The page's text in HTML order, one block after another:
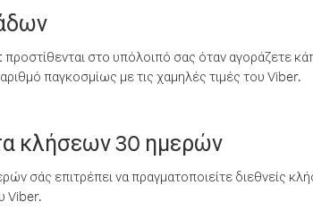
στο υπόλοιπό σας όταν αγοράζετε
παγκοσμίως με τις χαμηλές τιμές του Viber.
κλήσεων 30 ημερών
σάς επιτρέπει να πραγματοποιείτε διεθνείς
Viber.